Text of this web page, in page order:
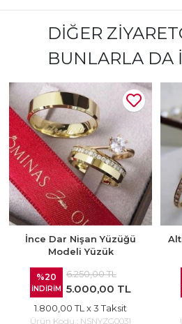
DIĞER
BUNLARLA DA
İnce Dar Nişan Yüzüğü
Modeli Yüzük
%20
İNDİRİM
6.250,00 TL
5.000,00 TL
1.800,00 TL x 3 Taksit
Ürün Kodu : NSNYZG0031